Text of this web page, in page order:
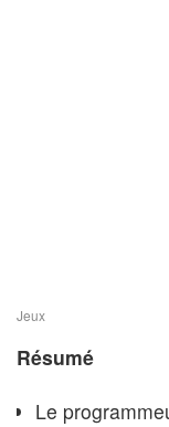
Jeux
Résumé
Le